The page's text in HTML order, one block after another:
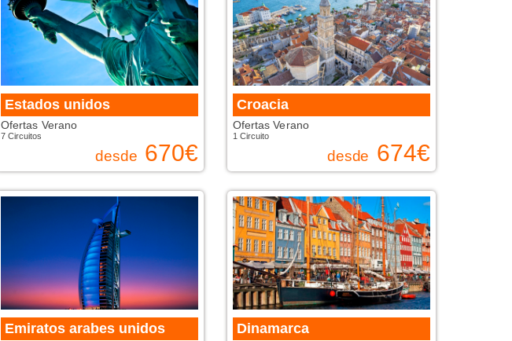
Estados unidos
Ofertas Verano
7 Circuitos
desde 670€
Croacia
Ofertas Verano
1 Circuito
desde 674€
Emiratos arabes unidos Dinamarca